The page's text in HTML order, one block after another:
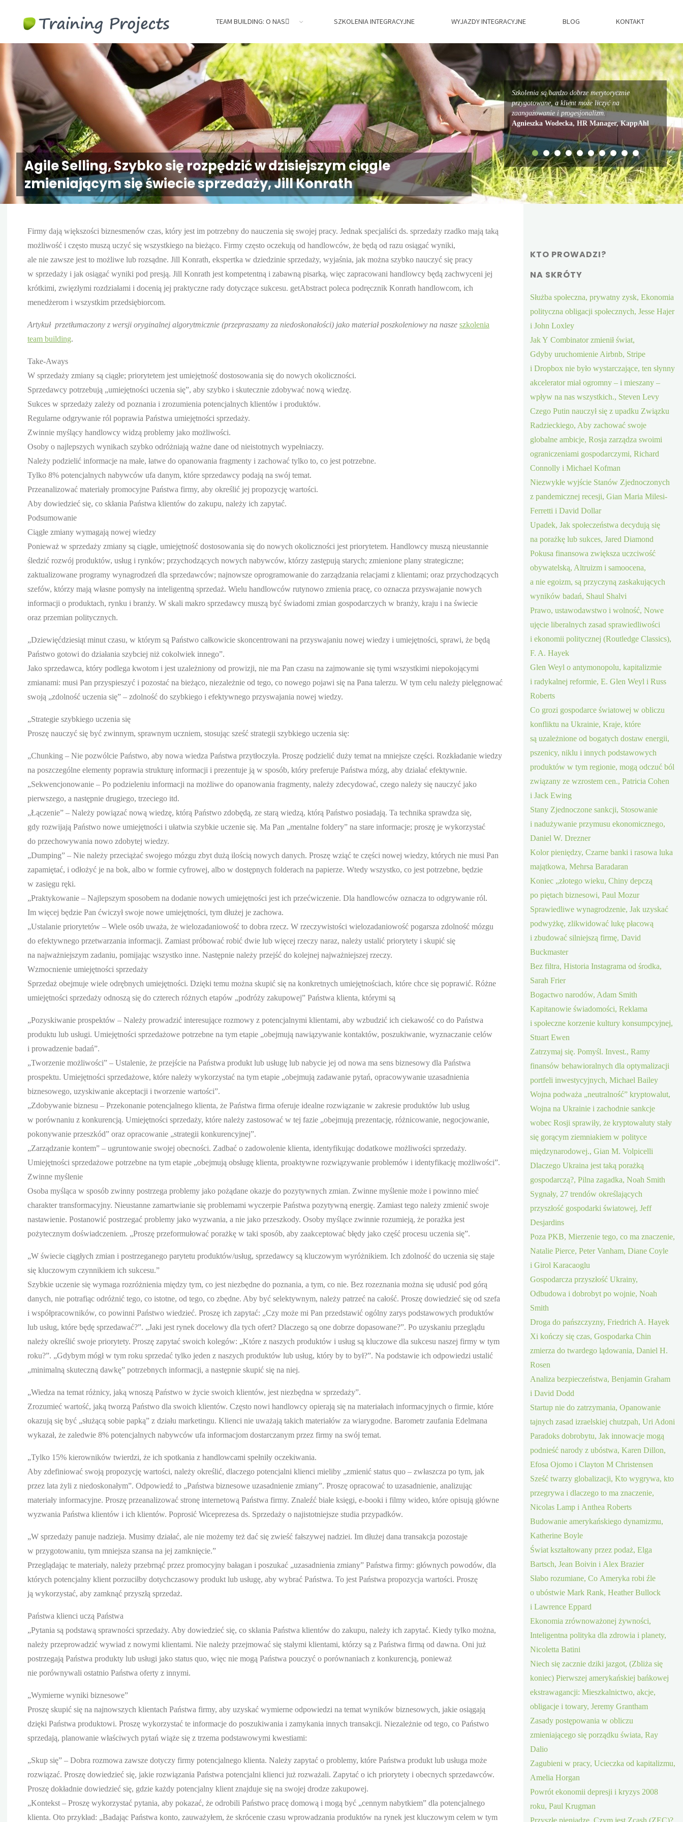
integracyjne,
team
building
TEAM BUILDING: O NAS SZKOLENIA INTEGRACYJNE WYJAZDY INTEGRACYJNE BLOG KONTAKT
Agile Selling, Szybko się rozpędzić w dzisiejszym ciągle
zmieniającym się świecie sprzedaży, Jill Konrath
Szkolenia są bardzo dobrze merytorycznie
przygotowane, a klient może liczyć na
zaangażowanie i progesjonalizm.
Agnieszka Wodecka, HR Manager, KappAhl
Firmy dają większości biznesmenów czas, który jest im potrzebny do nauczenia się swojej pracy. Jednak specjaliści ds. sprzedaży rzadko mają taką
możliwość i często muszą uczyć się wszystkiego na bieżąco. Firmy często oczekują od handlowców, że będą od razu osiągać wyniki,
ale nie zawsze jest to możliwe lub rozsądne. Jill Konrath, ekspertka w dziedzinie sprzedaży, wyjaśnia, jak można szybko nauczyć się pracy
w sprzedaży i jak osiągać wyniki pod presją. Jill Konrath jest kompetentną i zabawną pisarką, więc zapracowani handlowcy będą zachwyceni jej
krótkimi, zwięzłymi rozdziałami i docenią jej praktyczne rady dotyczące sukcesu. getAbstract poleca podręcznik Konrath handlowcom, ich
menedżerom i wszystkim przedsiębiorcom.
Artykuł przetłumaczony z wersji oryginalnej algorytmicznie (przepraszamy za niedoskonałości) jako materiał poszkoleniowy na nasze szkolenia
team building.
Take-Aways
W sprzedaży zmiany są ciągłe; priorytetem jest umiejętność dostosowania się do nowych okoliczności.
Sprzedawcy potrzebują „umiejętności uczenia się”, aby szybko i skutecznie zdobywać nową wiedzę.
Sukces w sprzedaży zależy od poznania i zrozumienia potencjalnych klientów i produktów.
Regularne odgrywanie ról poprawia Państwa umiejętności sprzedaży.
Zwinnie myślący handlowcy widzą problemy jako możliwości.
Osoby o najlepszych wynikach szybko odróżniają ważne dane od nieistotnych wypełniaczy.
Należy podzielić informacje na małe, łatwe do opanowania fragmenty i zachować tylko to, co jest potrzebne.
Tylko 8% potencjalnych nabywców ufa danym, które sprzedawcy podają na swój temat.
Przeanalizować materiały promocyjne Państwa firmy, aby określić jej propozycję wartości.
Aby dowiedzieć się, co skłania Państwa klientów do zakupu, należy ich zapytać.
Podsumowanie
Ciągłe zmiany wymagają nowej wiedzy
Ponieważ w sprzedaży zmiany są ciągłe, umiejętność dostosowania się do nowych okoliczności jest priorytetem. Handlowcy muszą nieustannie
śledzić rozwój produktów, usług i rynków; przychodzących nowych nabywców, którzy zastępują starych; zmienione plany strategiczne;
zaktualizowane programy wynagrodzeń dla sprzedawców; najnowsze oprogramowanie do zarządzania relacjami z klientami; oraz przychodzących
szefów, którzy mają własne pomysły na inteligentną sprzedaż. Wielu handlowców rutynowo zmienia pracę, co oznacza przyswajanie nowych
informacji o produktach, rynku i branży. W skali makro sprzedawcy muszą być świadomi zmian gospodarczych w branży, kraju i na świecie
oraz przemian politycznych.
„Dziewięćdziesiąt minut czasu, w którym są Państwo całkowicie skoncentrowani na przyswajaniu nowej wiedzy i umiejętności, sprawi, że będą
Państwo gotowi do działania szybciej niż cokolwiek innego”.
Jako sprzedawca, który podlega kwotom i jest uzależniony od prowizji, nie ma Pan czasu na zajmowanie się tymi wszystkimi niepokojącymi
zmianami: musi Pan przyspieszyć i pozostać na bieżąco, niezależnie od tego, co nowego pojawi się na Pana talerzu. W tym celu należy pielęgnować
swoją „zdolność uczenia się” – zdolność do szybkiego i efektywnego przyswajania nowej wiedzy.
„Strategie szybkiego uczenia się
Proszę nauczyć się być zwinnym, sprawnym uczniem, stosując sześć strategii szybkiego uczenia się:
„Chunking – Nie pozwólcie Państwo, aby nowa wiedza Państwa przytłoczyła. Proszę podzielić duży temat na mniejsze części. Rozkładanie wiedzy
na poszczególne elementy poprawia strukturę informacji i prezentuje ją w sposób, który preferuje Państwa mózg, aby działać efektywnie.
„Sekwencjonowanie – Po podzieleniu informacji na możliwe do opanowania fragmenty, należy zdecydować, czego należy się nauczyć jako
pierwszego, a następnie drugiego, trzeciego itd.
„Łączenie” – Należy powiązać nową wiedzę, którą Państwo zdobędą, ze starą wiedzą, którą Państwo posiadają. Ta technika sprawdza się,
gdy rozwijają Państwo nowe umiejętności i ułatwia szybkie uczenie się. Ma Pan „mentalne foldery” na stare informacje; proszę je wykorzystać
do przechowywania nowo zdobytej wiedzy.
„Dumping” – Nie należy przeciążać swojego mózgu zbyt dużą ilością nowych danych. Proszę wziąć te części nowej wiedzy, których nie musi Pan
zapamiętać, i odłożyć je na bok, albo w formie cyfrowej, albo w dostępnych folderach na papierze. Wtedy wszystko, co jest potrzebne, będzie
w zasięgu ręki.
„Praktykowanie – Najlepszym sposobem na dodanie nowych umiejętności jest ich przećwiczenie. Dla handlowców oznacza to odgrywanie ról.
Im więcej będzie Pan ćwiczył swoje nowe umiejętności, tym dłużej je zachowa.
„Ustalanie priorytetów – Wiele osób uważa, że wielozadaniowość to dobra rzecz. W rzeczywistości wielozadaniowość pogarsza zdolność mózgu
do efektywnego przetwarzania informacji. Zamiast próbować robić dwie lub więcej rzeczy naraz, należy ustalić priorytety i skupić się
na najważniejszym zadaniu, pomijając wszystko inne. Następnie należy przejść do kolejnej najważniejszej rzeczy.
Wzmocnienie umiejętności sprzedaży
Sprzedaż obejmuje wiele odrębnych umiejętności. Dzięki temu można skupić się na konkretnych umiejętnościach, które chce się poprawić. Różne
umiejętności sprzedaży odnoszą się do czterech różnych etapów „podróży zakupowej” Państwa klienta, którymi są
„Pozyskiwanie prospektów – Należy prowadzić interesujące rozmowy z potencjalnymi klientami, aby wzbudzić ich ciekawość co do Państwa
produktu lub usługi. Umiejętności sprzedażowe potrzebne na tym etapie „obejmują nawiązywanie kontaktów, poszukiwanie, wyznaczanie celów
i prowadzenie badań”.
„Tworzenie możliwości” – Ustalenie, że przejście na Państwa produkt lub usługę lub nabycie jej od nowa ma sens biznesowy dla Państwa
prospektu. Umiejętności sprzedażowe, które należy wykorzystać na tym etapie „obejmują zadawanie pytań, opracowywanie uzasadnienia
biznesowego, uzyskiwanie akceptacji i tworzenie wartości”.
„Zdobywanie biznesu – Przekonanie potencjalnego klienta, że Państwa firma oferuje idealne rozwiązanie w zakresie produktów lub usług
w porównaniu z konkurencją. Umiejętności sprzedaży, które należy zastosować w tej fazie „obejmują prezentację, różnicowanie, negocjowanie,
pokonywanie przeszkód” oraz opracowanie „strategii konkurencyjnej”.
„Zarządzanie kontem” – ugruntowanie swojej obecności. Zadbać o zadowolenie klienta, identyfikując dodatkowe możliwości sprzedaży.
Umiejętności sprzedażowe potrzebne na tym etapie „obejmują obsługę klienta, proaktywne rozwiązywanie problemów i identyfikację możliwości”.
Zwinne myślenie
Osoba myśląca w sposób zwinny postrzega problemy jako pożądane okazje do pozytywnych zmian. Zwinne myślenie może i powinno mieć
charakter transformacyjny. Nieustanne zamartwianie się problemami wyczerpie Państwa pozytywną energię. Zamiast tego należy zmienić swoje
nastawienie. Postanowić postrzegać problemy jako wyzwania, a nie jako przeszkody. Osoby myślące zwinnie rozumieją, że porażka jest
pożytecznym doświadczeniem. „Proszę przeformułować porażkę w taki sposób, aby zaakceptować błędy jako część procesu uczenia się”.
„W świecie ciągłych zmian i postrzeganego parytetu produktów/usług, sprzedawcy są kluczowym wyróżnikiem. Ich zdolność do uczenia się staje
się kluczowym czynnikiem ich sukcesu.”
Szybkie uczenie się wymaga rozróżnienia między tym, co jest niezbędne do poznania, a tym, co nie. Bez rozeznania można się udusić pod górą
danych, nie potrafiąc odróżnić tego, co istotne, od tego, co zbędne. Aby być selektywnym, należy patrzeć na całość. Proszę dowiedzieć się od szefa
i współpracowników, co powinni Państwo wiedzieć. Proszę ich zapytać: „Czy może mi Pan przedstawić ogólny zarys podstawowych produktów
lub usług, które będę sprzedawać?”. „Jaki jest rynek docelowy dla tych ofert? Dlaczego są one dobrze dopasowane?”. Po uzyskaniu przeglądu
należy określić swoje priorytety. Proszę zapytać swoich kolegów: „Które z naszych produktów i usług są kluczowe dla sukcesu naszej firmy w tym
roku?”. „Gdybym mógł w tym roku sprzedać tylko jeden z naszych produktów lub usług, który by to był?”. Na podstawie ich odpowiedzi ustalić
„minimalną skuteczną dawkę” potrzebnych informacji, a następnie skupić się na niej.
„Wiedza na temat różnicy, jaką wnoszą Państwo w życie swoich klientów, jest niezbędna w sprzedaży”.
Zrozumieć wartość, jaką tworzą Państwo dla swoich klientów. Często nowi handlowcy opierają się na materiałach informacyjnych o firmie, które
okazują się być „służącą sobie papką” z działu marketingu. Klienci nie uważają takich materiałów za wiarygodne. Barometr zaufania Edelmana
wykazał, że zaledwie 8% potencjalnych nabywców ufa informacjom dostarczanym przez firmy na swój temat.
„Tylko 15% kierowników twierdzi, że ich spotkania z handlowcami spełniły oczekiwania.
Aby zdefiniować swoją propozycję wartości, należy określić, dlaczego potencjalni klienci mieliby „zmienić status quo – zwłaszcza po tym, jak
przez lata żyli z niedoskonałym”. Odpowiedź to „Państwa biznesowe uzasadnienie zmiany”. Proszę opracować to uzasadnienie, analizując
materiały informacyjne. Proszę przeanalizować stronę internetową Państwa firmy. Znaleźć białe księgi, e-booki i filmy wideo, które opisują główne
wyzwania Państwa klientów i ich klientów. Poprosić Wiceprezesa ds. Sprzedaży o najistotniejsze studia przypadków.
„W sprzedaży panuje nadzieja. Musimy działać, ale nie możemy też dać się zwieść fałszywej nadziei. Im dłużej dana transakcja pozostaje
w przygotowaniu, tym mniejsza szansa na jej zamknięcie.”
Przeglądając te materiały, należy przebrnąć przez promocyjny bałagan i poszukać „uzasadnienia zmiany” Państwa firmy: głównych powodów, dla
których potencjalny klient porzuciłby dotychczasowy produkt lub usługę, aby wybrać Państwa. To jest Państwa propozycja wartości. Proszę
ją wykorzystać, aby zamknąć przyszłą sprzedaż.
Państwa klienci uczą Państwa
„Pytania są podstawą sprawności sprzedaży. Aby dowiedzieć się, co skłania Państwa klientów do zakupu, należy ich zapytać. Kiedy tylko można,
należy przeprowadzić wywiad z nowymi klientami. Nie należy przejmować się stałymi klientami, którzy są z Państwa firmą od dawna. Oni już
postrzegają Państwa produkty lub usługi jako status quo, więc nie mogą Państwa pouczyć o porównaniach z konkurencją, ponieważ
nie porównywali ostatnio Państwa oferty z innymi.
„Wymierne wyniki biznesowe”
Proszę skupić się na najnowszych klientach Państwa firmy, aby uzyskać wymierne odpowiedzi na temat wyników biznesowych, jakie osiągają
dzięki Państwa produktowi. Proszę wykorzystać te informacje do poszukiwania i zamykania innych transakcji. Niezależnie od tego, co Państwo
sprzedają, planowanie właściwych pytań wiąże się z trzema podstawowymi kwestiami:
„Skup się” – Dobra rozmowa zawsze dotyczy firmy potencjalnego klienta. Należy zapytać o problemy, które Państwa produkt lub usługa może
rozwiązać. Proszę dowiedzieć się, jakie rozwiązania Państwa potencjalni klienci już rozważali. Zapytać o ich priorytety i obecnych sprzedawców.
Proszę dokładnie dowiedzieć się, gdzie każdy potencjalny klient znajduje się na swojej drodze zakupowej.
„Kontekst – Proszę wykorzystać pytania, aby pokazać, że odrobili Państwo pracę domową i mogą być „cennym nabytkiem” dla potencjalnego
klienta. Oto przykład: „Badając Państwa konto, zauważyłem, że skrócenie czasu wprowadzania produktów na rynek jest kluczowym celem w tym
KTO PROWADZI?
NA SKRÓTY
Służba społeczna, prywatny zysk, Ekonomia
polityczna obligacji społecznych, Jesse Hajer
i John Loxley
Jak Y Combinator zmienił świat,
Gdyby uruchomienie Airbnb, Stripe
i Dropbox nie było wystarczające, ten słynny
akcelerator miał ogromny – i mieszany –
wpływ na nas wszystkich., Steven Levy
Czego Putin nauczył się z upadku Związku
Radzieckiego, Aby zachować swoje
globalne ambicje, Rosja zarządza swoimi
ograniczeniami gospodarczymi, Richard
Connolly i Michael Kofman
Niezwykłe wyjście Stanów Zjednoczonych
z pandemicznej recesji, Gian Maria Milesi-
Ferretti i David Dollar
Upadek, Jak społeczeństwa decydują się
na porażkę lub sukces, Jared Diamond
Pokusa finansowa zwiększa uczciwość
obywatelską, Altruizm i samoocena,
a nie egoizm, są przyczyną zaskakujących
wyników badań, Shaul Shalvi
Prawo, ustawodawstwo i wolność, Nowe
ujęcie liberalnych zasad sprawiedliwości
i ekonomii politycznej (Routledge Classics),
F. A. Hayek
Glen Weyl o antymonopolu, kapitalizmie
i radykalnej reformie, E. Glen Weyl i Russ
Roberts
Co grozi gospodarce światowej w obliczu
konfliktu na Ukrainie, Kraje, które
są uzależnione od bogatych dostaw energii,
pszenicy, niklu i innych podstawowych
produktów w tym regionie, mogą odczuć ból
związany ze wzrostem cen., Patricia Cohen
i Jack Ewing
Stany Zjednoczone sankcji, Stosowanie
i nadużywanie przymusu ekonomicznego,
Daniel W. Drezner
Kolor pieniędzy, Czarne banki i rasowa luka
majątkowa, Mehrsa Baradaran
Koniec „złotego wieku, Chiny depczą
po piętach biznesowi, Paul Mozur
Sprawiedliwe wynagrodzenie, Jak uzyskać
podwyżkę, zlikwidować lukę płacową
i zbudować silniejszą firmę, David
Buckmaster
Bez filtra, Historia Instagrama od środka,
Sarah Frier
Bogactwo narodów, Adam Smith
Kapitanowie świadomości, Reklama
i społeczne korzenie kultury konsumpcyjnej,
Stuart Ewen
Zatrzymaj się. Pomyśl. Invest., Ramy
finansów behawioralnych dla optymalizacji
portfeli inwestycyjnych, Michael Bailey
Wojna podważa „neutralność” kryptowalut,
Wojna na Ukrainie i zachodnie sankcje
wobec Rosji sprawiły, że kryptowaluty stały
się gorącym ziemniakiem w polityce
międzynarodowej., Gian M. Volpicelli
Dlaczego Ukraina jest taką porażką
gospodarczą?, Pilna zagadka, Noah Smith
Sygnały, 27 trendów określających
przyszłość gospodarki światowej, Jeff
Desjardins
Poza PKB, Mierzenie tego, co ma znaczenie,
Natalie Pierce, Peter Vanham, Diane Coyle
i Girol Karacaoglu
Gospodarcza przyszłość Ukrainy,
Odbudowa i dobrobyt po wojnie, Noah
Smith
Droga do pańszczyzny, Friedrich A. Hayek
Xi kończy się czas, Gospodarka Chin
zmierza do twardego lądowania, Daniel H.
Rosen
Analiza bezpieczeństwa, Benjamin Graham
i David Dodd
Startup nie do zatrzymania, Opanowanie
tajnych zasad izraelskiej chutzpah, Uri Adoni
Paradoks dobrobytu, Jak innowacje mogą
podnieść narody z ubóstwa, Karen Dillon,
Efosa Ojomo i Clayton M Christensen
Sześć twarzy globalizacji, Kto wygrywa, kto
przegrywa i dlaczego to ma znaczenie,
Nicolas Lamp i Anthea Roberts
Budowanie amerykańskiego dynamizmu,
Katherine Boyle
Świat kształtowany przez podaż, Elga
Bartsch, Jean Boivin i Alex Brazier
Słabo rozumiane, Co Ameryka robi źle
o ubóstwie Mark Rank, Heather Bullock
i Lawrence Eppard
Ekonomia zrównoważonej żywności,
Inteligentna polityka dla zdrowia i planety,
Nicoletta Batini
Niech się zacznie dziki jazgot, (Zbliża się
koniec) Pierwszej amerykańskiej bańkowej
ekstrawagancji: Mieszkalnictwo, akcje,
obligacje i towary, Jeremy Grantham
Zasady postępowania w obliczu
zmieniającego się porządku świata, Ray
Dalio
Zagubieni w pracy, Ucieczka od kapitalizmu,
Amelia Horgan
Powrót ekonomii depresji i kryzys 2008
roku, Paul Krugman
Przyszłe pieniądze, Czym jest Zcash (ZEC)?,